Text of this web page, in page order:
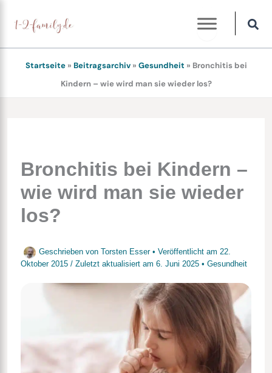
Inhalt
springen
Startseite» Beitragsarchiv» Gesundheit » Bronchitis bei
Kindern – wie wird man sie wieder los?
Bronchitis bei Kindern –
wie wird man sie wieder
los?
Geschrieben von Torsten Esser • Veröffentlicht am 22.
Oktober 2015 / Zuletzt aktualisiert am 6. Juni 2025• Gesundheit